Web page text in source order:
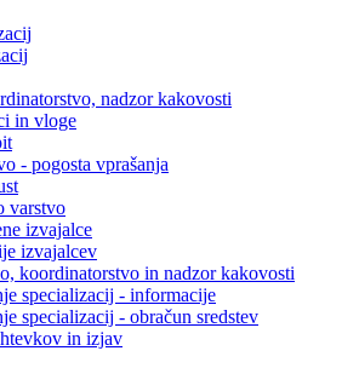
nadzor kakovosti
in vloge
- pogosta vprašanja
varstvo
izvajalce
izvajalcev
koordinatorstvo in nadzor kakovosti
specializacij - informacije
specializacij - obračun sredstev
in izjav